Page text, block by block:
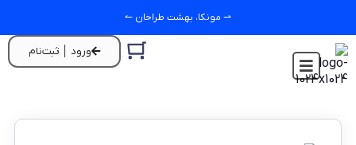
⇀ مونکا، بهشت طراحان ↼
ورود │ ثبت‌نام